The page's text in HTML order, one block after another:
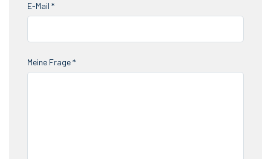
E-Mail *
Meine Frage *